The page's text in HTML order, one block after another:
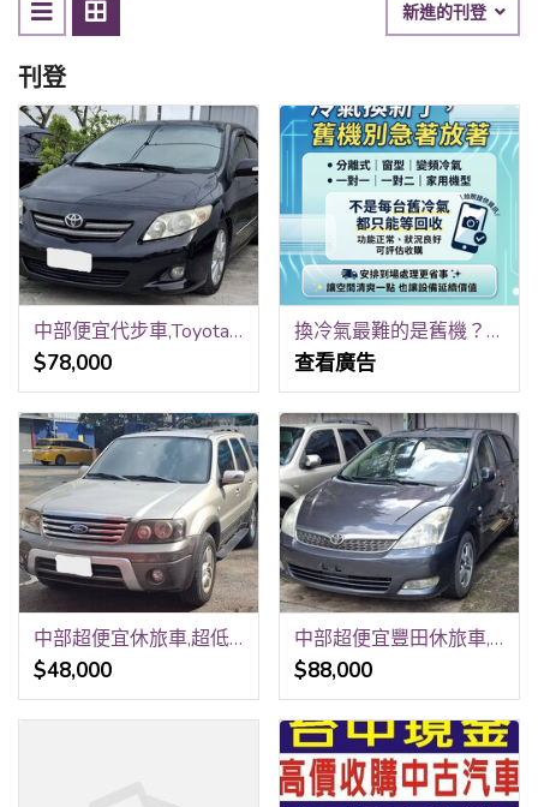
新進的刊登
刊登
中部便宜代步車,Toyota,豐田,Altis,1.8L,自排,低里程,i-key,免用鑰匙啟動,省油,省稅金
$78,000
換冷氣最難的是舊機？這方法讓你輕鬆解決 0979003999
查看廣告
中部超便宜休旅車,超低里程,2.3L,5人座,黑皮椅,黑內裝,超便宜代步車
$48,000
中部超便宜豐田休旅車,Wish,5門,7人座,2.0L,自排,低里程,要買要快
$88,000